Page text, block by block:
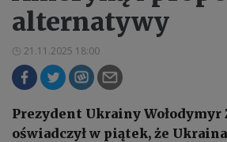
alternatywy
21.11.2025 18:00
Prezydent Ukrainy Wołodymyr
oświadczył w piątek, że